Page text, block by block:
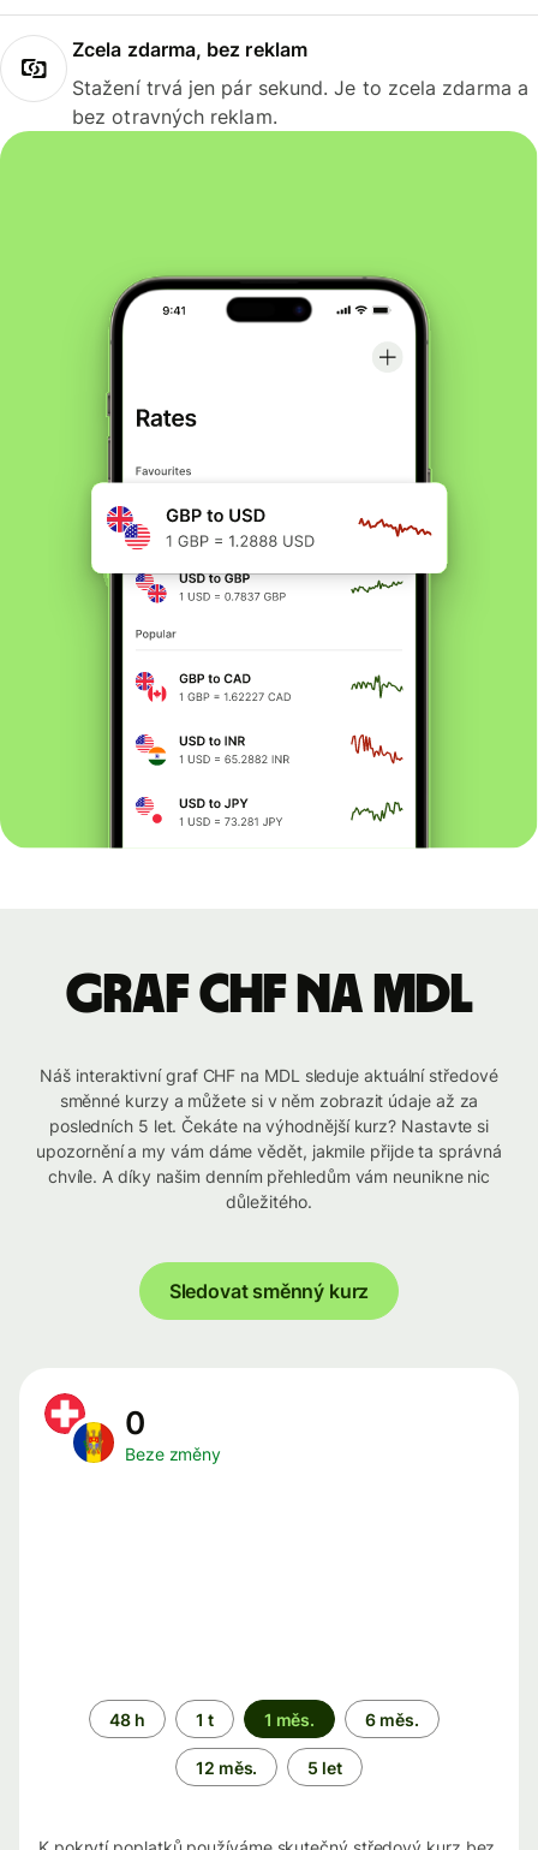
Zcela zdarma, bez reklam
Stažení trvá jen pár sekund. Je to zcela zdarma a
bez otravných reklam.
graf CHF na MDL
Náš interaktivní graf CHF na MDL sleduje aktuální středové
směnné kurzy a můžete si v něm zobrazit údaje až za
posledních 5 let. Čekáte na výhodnější kurz? Nastavte si
upozornění a my vám dáme vědět, jakmile přijde ta správná
chvíle. A díky našim denním přehledům vám neunikne nic
důležitého.
Sledovat směnný kurz
0
Beze změny
Časové
období
48 h 1 t 1 měs. 6 měs.
12 měs. 5 let